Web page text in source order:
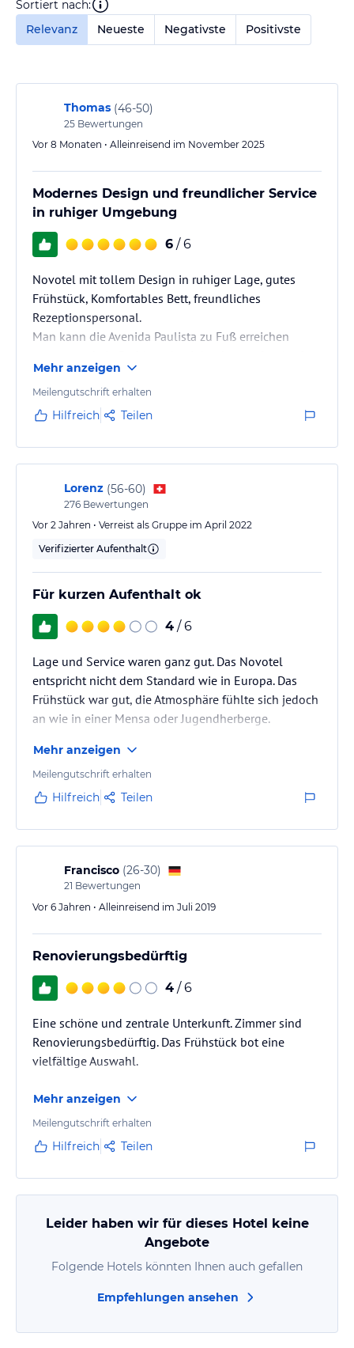
Sortiert nach:
Relevanz
Neueste Negativste Positivste
Thomas (46-50)
25 Bewertungen
Vor 8 Monaten • Alleinreisend im November 2025
Modernes Design und freundlicher Service
in ruhiger Umgebung
6 / 6
Novotel mit tollem Design in ruhiger Lage, gutes
Frühstück, Komfortables Bett, freundliches
Rezeptionspersonal.
Man kann die Avenida Paulista zu Fuß erreichen
Mehr anzeigen
Meilengutschrift erhalten
Hilfreich Teilen
Lorenz (56-60)
276 Bewertungen
Vor 2 Jahren • Verreist als Gruppe im April 2022
Verifizierter Aufenthalt
Für kurzen Aufenthalt ok
4 / 6
Lage und Service waren ganz gut. Das Novotel
entspricht nicht dem Standard wie in Europa. Das
Frühstück war gut, die Atmosphäre fühlte sich jedoch
an wie in einer Mensa oder Jugendherberge.
Mehr anzeigen
Meilengutschrift erhalten
Hilfreich Teilen
Francisco (26-30)
21 Bewertungen
Vor 6 Jahren • Alleinreisend im Juli 2019
Renovierungsbedürftig
4 / 6
Eine schöne und zentrale Unterkunft. Zimmer sind
Renovierungsbedürftig. Das Frühstück bot eine
vielfältige Auswahl.
Mehr anzeigen
Meilengutschrift erhalten
Hilfreich Teilen
Leider haben wir für dieses Hotel keine
Angebote
Folgende Hotels könnten Ihnen auch gefallen
Empfehlungen ansehen